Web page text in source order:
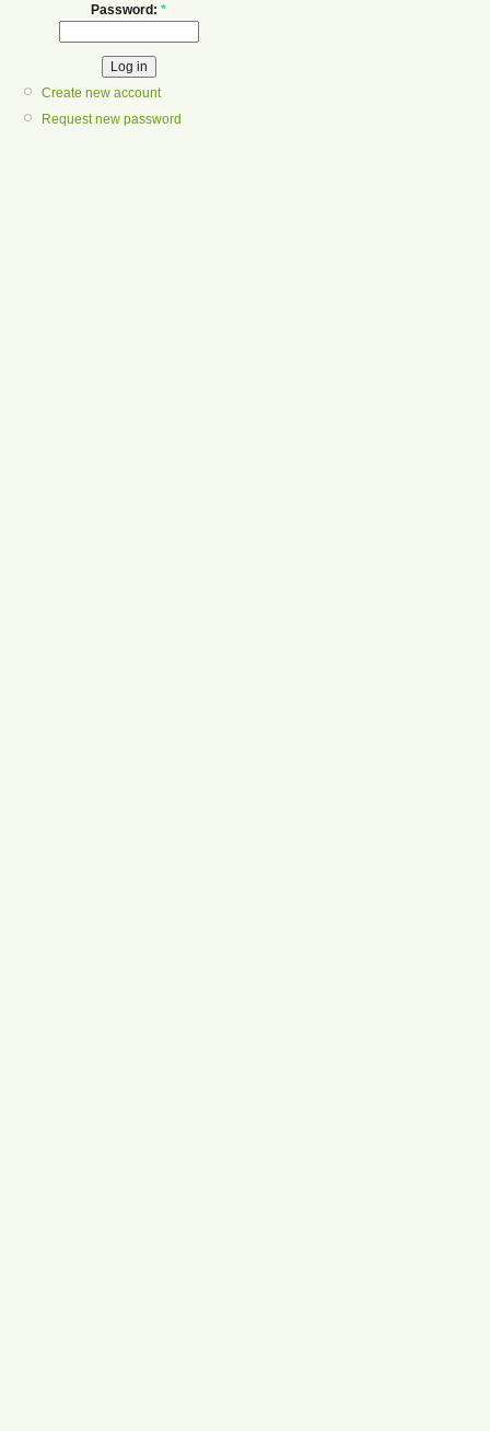
Password: *
Create new account
Request new password